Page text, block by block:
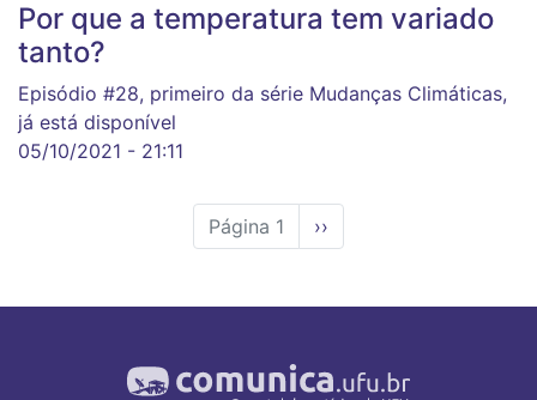
Por que a temperatura tem variado
tanto?
Episódio #28, primeiro da série Mudanças Climáticas,
já está disponível
05/10/2021 - 21:11
Página 1
Próxima
página
››